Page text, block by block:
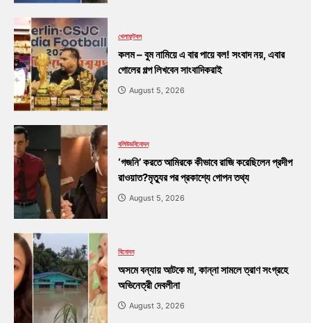
খেলাফুটবল
কলম – বুম নামিয়ে এ বার পায়ে বল! সংবাদ নয়, এবার
গোলের গল্প লিখবেন সাংবাদিকরাই
August 5, 2026
বলিউডবিনোদন
‘গজনি’ করতে আমিরকে কীভাবে রাজি করেছিলেন প্রদীপ
রাওয়াত?মৃত্যুর পর প্রকাশ্যে গোপন তথ্য
August 5, 2026
বিনোদন
অসমে বন্যায় আটকে মা, কান্না সামলে ত্রাণ সংগ্রহে
অভিনেত্রী দেবলীনা
August 3, 2026